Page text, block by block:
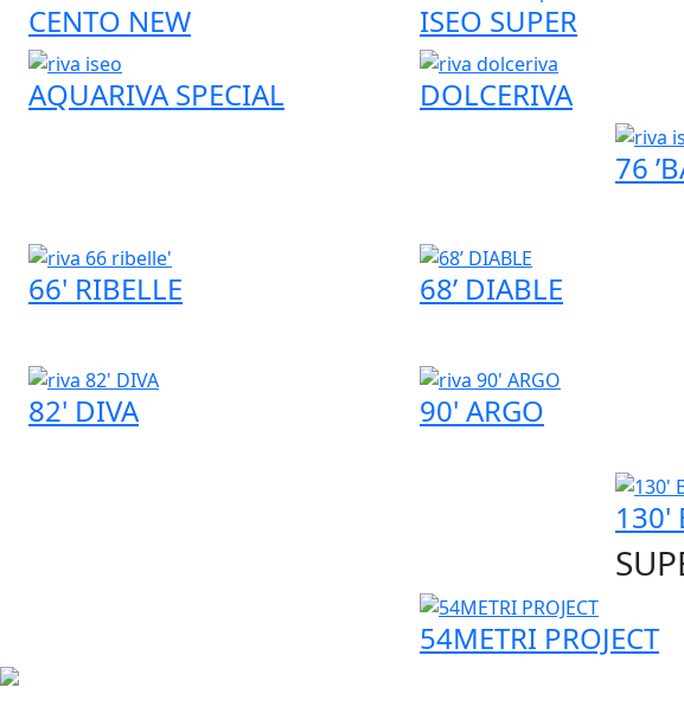
CENTO NEW ISEO SUPER
AQUARIVA SPECIAL
DOLCERIVA
76
66' RIBELLE 68’ DIABLE
82' DIVA 90' ARGO
130'
54METRI PROJECT